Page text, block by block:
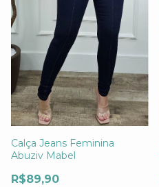
Calça Jeans Feminina
Abuziv Mabel
R$89,90